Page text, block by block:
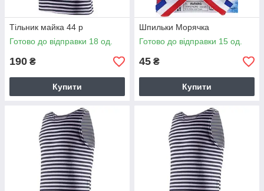
Тільник майка 44 р
Готово до відправки 18 од.
190 ₴
Купити
Шпильки Морячка
Готово до відправки 15 од.
45 ₴
Купити